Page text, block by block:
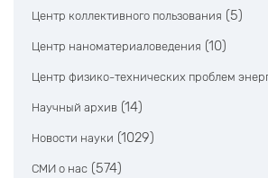
Центр коллективного пользования (5)
Центр наноматериаловедения (10)
Центр физико-технических проблем
Научный архив (14)
Новости науки (1029)
СМИ о нас (574)